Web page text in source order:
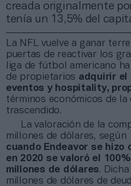
creada originalmente
tenía un 13,5% del
La NFL vuelve a ganar
puertas de reactivar los
liga de fútbol americano
de propietarios adquirir el
eventos y hospitality,
términos económicos de la
trascendido.
La valoración de la
millones de dólares, según
cuando Endeavor se hizo
en 2020 se valoró el
millones de dólares.
millones de dólares de